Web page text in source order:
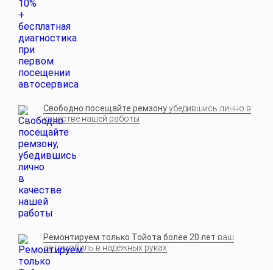
Свободно посещайте ремзонуубедившись лично в
качестве нашей работы
Ремонтируем только Тойота более 20 лет ваш
автомобиль в надёжных руках